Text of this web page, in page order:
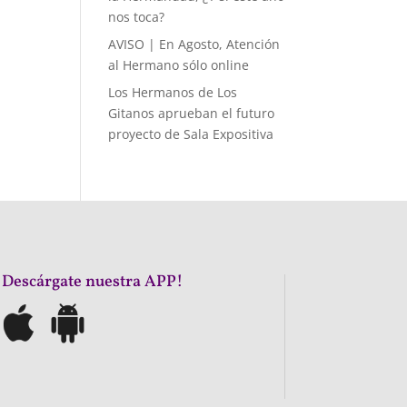
nos toca?
AVISO | En Agosto, Atención
al Hermano sólo online
Los Hermanos de Los
Gitanos aprueban el futuro
proyecto de Sala Expositiva
nuestra APP!